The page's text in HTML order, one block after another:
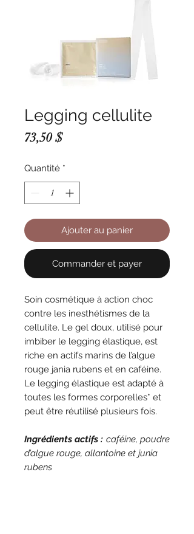
Legging cellulite
73,50 $Prix
Quantité *
Ajouter au panier
Commander et payer
Soin cosmétique à action choc
contre les inesthétismes de la
cellulite. Le gel doux, utilisé pour
imbiber le legging élastique, est
riche en actifs marins de l’algue
rouge jania rubens et en caféine.
Le legging élastique est adapté à
toutes les formes corporelles* et
peut être réutilisé plusieurs fois.
Ingrédients actifs : caféine, poudre
d’algue rouge, allantoine et junia
rubens